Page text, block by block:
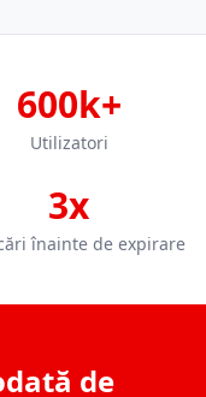
600k+
Utilizatori
3x
înainte de expirare
de